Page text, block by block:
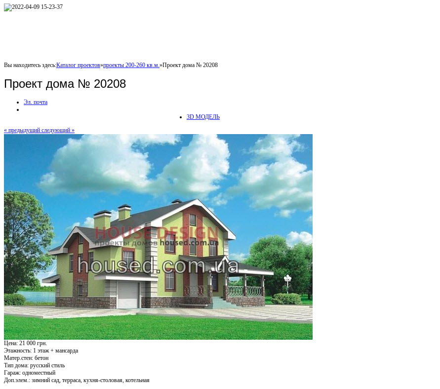
Вы находитесь здесь:Каталог проектов»проекты 200-260 кв.м. »Проект дома № 20208
Проект дома № 20208
Эл. почта
3D МОДЕЛЬ
« предыдущий следующий »
Цена: 21 000 грн.
Этажность: 1 этаж + мансарда
Матер.стен: бетон
Тип дома: русский стиль
Гараж: одноместный
Доп.элем.: зимний сад, терраса, кухня-столовая, котельная